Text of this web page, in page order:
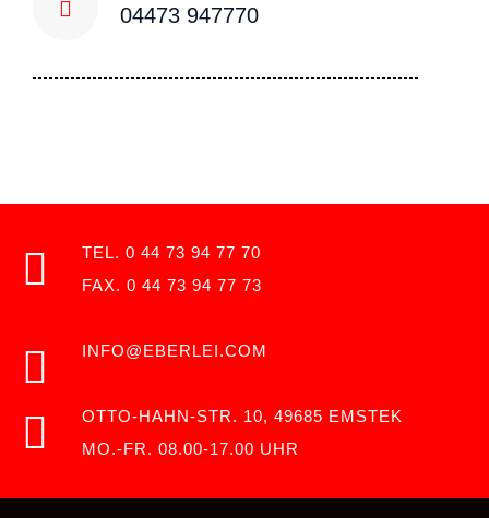
04473 947770
TEL. 0 44 73 94 77 70
FAX. 0 44 73 94 77 73
INFO@EBERLEI.COM
OTTO-HAHN-STR. 10, 49685 EMSTEK
MO.-FR. 08.00-17.00 UHR